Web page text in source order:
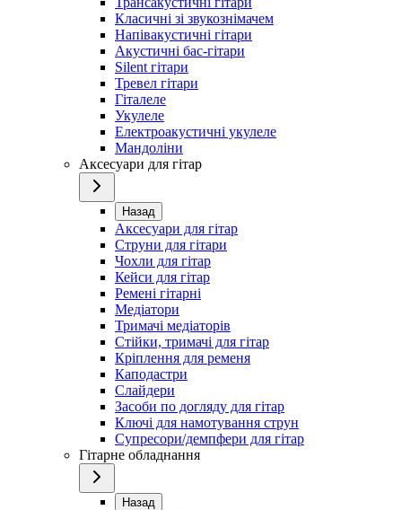
Класичні зі звукознімачем
Напівакустичні гітари
Акустичні бас-гітари
Silent гітари
Тревел гітари
Гіталеле
Укулеле
Електроакустичні укулеле
Мандоліни
Аксесуари для гітар
Назад
Аксесуари для гітар
Струни для гітари
Чохли для гітар
Кейси для гітар
Ремені гітарні
Медіатори
Тримачі медіаторів
Стійки, тримачі для гітар
Кріплення для ременя
Каподастри
Слайдери
Засоби по догляду для гітар
Ключі для намотування струн
Супресори/демпфери для гітар
Гітарне обладнання
Назад